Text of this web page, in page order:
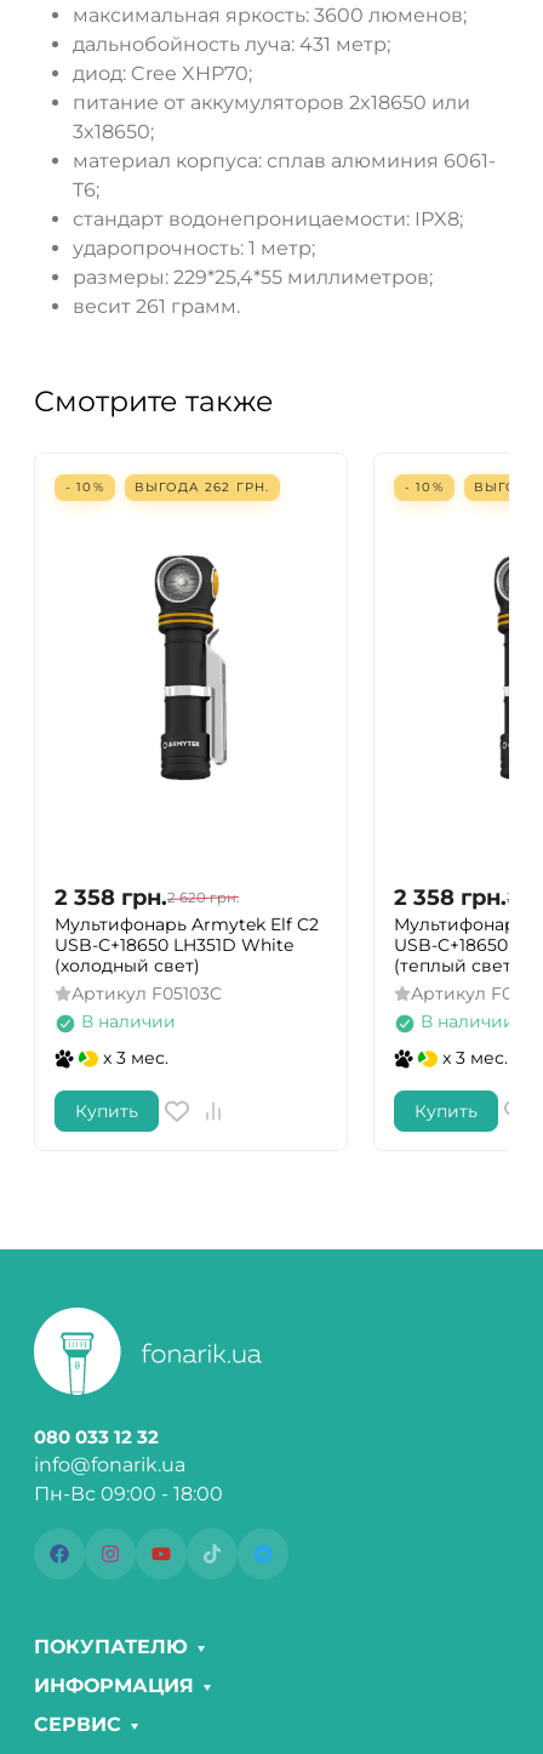
максимальная яркость: 3600 люменов;
дальнобойность луча: 431 метр;
диод: Cree XHP70;
питание от аккумуляторов 2x18650 или
3x18650;
материал корпуса: сплав алюминия 6061-
T6;
стандарт водонепроницаемости: IPX8;
ударопрочность: 1 метр;
размеры: 229*25,4*55 миллиметров;
весит 261 грамм.
Смотрите также
- 10% ВЫГОДА 262 ГРН.
2 358 грн.2 620 грн.
Мультифонарь Armytek Elf C2
USB-С+18650 LH351D White
(холодный свет)
Артикул F05103C
В наличии
x 3 мес.
Купить
- 10% ВЫГОДА
2 358 грн.2
Мультифонарь
USB-C+18650
(теплый свет)
Артикул
В наличии
x 3 мес.
Купить
080 033 12 32
info@fonarik.ua
Пн-Вс 09:00 - 18:00
ПОКУПАТЕЛЮ
ИНФОРМАЦИЯ
СЕРВИС